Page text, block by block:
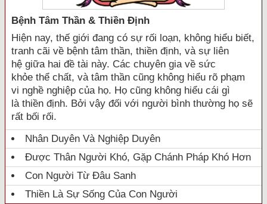
Bệnh Tâm Thần & Thiền Định
Hiện nay, thế giới đang có sự rối loạn, không hiểu biết,
tranh cãi về bệnh tâm thần, thiền định, và sự liên
hệ giữa hai đề tài này. Các chuyên gia về sức
khỏe thể chất, và tâm thần cũng không hiểu rõ phạm
vi nghề nghiệp của họ. Họ cũng không hiểu cái gì
là thiền định. Bởi vậy đối với người bình thường họ sẽ
rất bối rối.
Nhân Duyên Và Nghiệp Duyên
Được Thân Người Khó, Gặp Chánh Pháp Khó Hơn
Con Người Từ Đâu Sanh
Thiền Là Sự Sống Của Con Người